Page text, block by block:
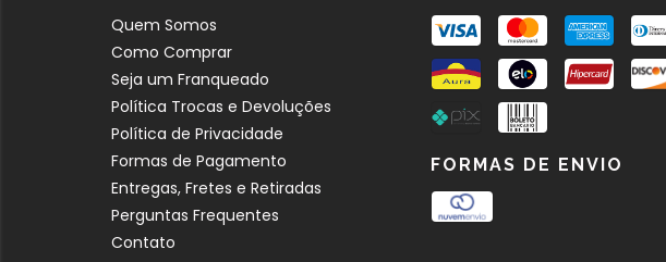
Quem Somos
Como Comprar
Seja um Franqueado
Política Trocas e Devoluções
Política de Privacidade
Formas de Pagamento
Entregas, Fretes e Retiradas
Perguntas Frequentes
Contato
FORMAS DE ENVIO